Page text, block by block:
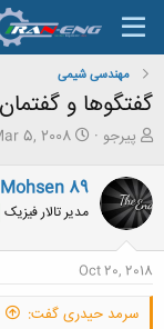
مهندسی شیمی
گفتگوها و
ش
و
ع
ک
ن
ن
د
م
پیرجو
ت
ی
خ
ر
5, 2008
Mohsen 89
مدیر تالار فیزیک
Oct 20, 2018
سرمد حیدری گفت: